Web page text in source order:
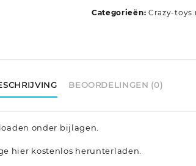
Categorieën: Crazy-
BEOORDELINGEN (0)
onder bijlagen.
hier kostenlos herunterladen.